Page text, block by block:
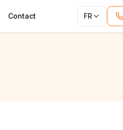
Contact FR